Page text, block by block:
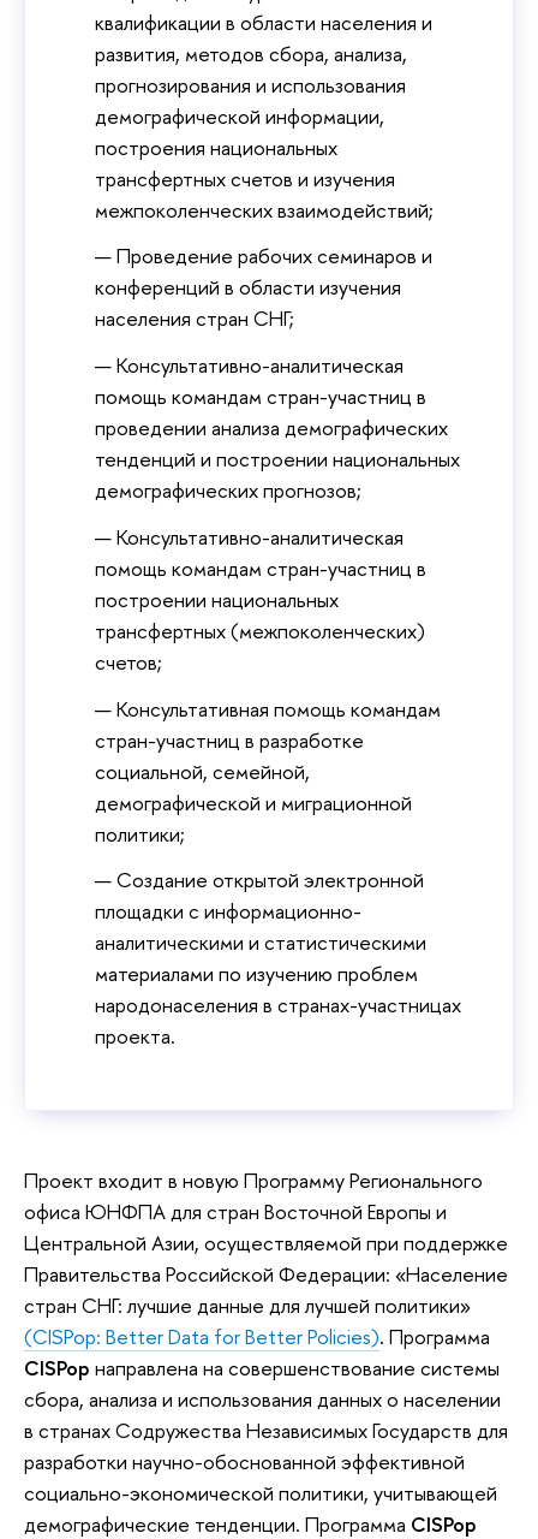
квалификации в области населения и
развития, методов сбора, анализа,
прогнозирования и использования
демографической информации,
построения национальных
трансфертных счетов и изучения
межпоколенческих взаимодействий;
Проведение рабочих семинаров и
конференций в области изучения
населения стран СНГ;
Консультативно-аналитическая
помощь командам стран-участниц в
проведении анализа демографических
тенденций и построении национальных
демографических прогнозов;
Консультативно-аналитическая
помощь командам стран-участниц в
построении национальных
трансфертных (межпоколенческих)
счетов;
Консультативная помощь командам
стран-участниц в разработке
социальной, семейной,
демографической и миграционной
политики;
Создание открытой электронной
площадки с информационно-
аналитическими и статистическими
материалами по изучению проблем
народонаселения в странах-участницах
проекта.
Проект входит в новую Программу Регионального
офиса ЮНФПА для стран Восточной Европы и
Центральной Азии, осуществляемой при поддержке
Правительства Российской Федерации: «Население
стран СНГ: лучшие данные для лучшей политики»
(CISPop: Better Data for Better Policies). Программа
CISPop направлена на совершенствование системы
сбора, анализа и использования данных о населении
в странах Содружества Независимых Государств для
разработки научно-обоснованной эффективной
социально-экономической политики, учитывающей
демографические тенденции. Программа CISPop